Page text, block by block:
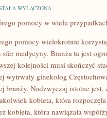
WYŁĄCZONA
pomocy w wielu
pomocy wielokrotnie
medycyny. Branża ta jest
kolejności musi skończyć
wytrwały ginekolog
branży. Nadzwyczaj istotne
kobieta, która
kobieta, która nawiązała